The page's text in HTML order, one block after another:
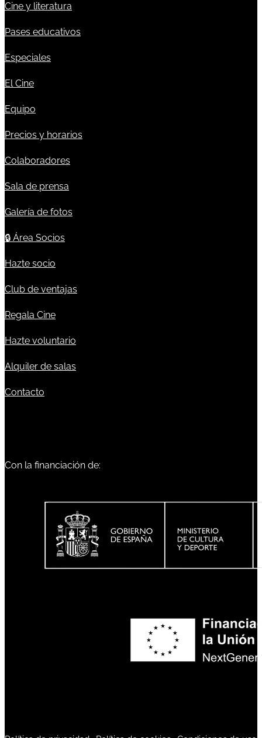
Cine y literatura
Pases educativos
Especiales
El Cine
Equipo
Precios y horarios
Colaboradores
Sala de prensa
Galería de fotos
🔒 Área Socios
Hazte socio
Club de ventajas
Regala Cine
Hazte voluntario
Alquiler de salas
Contacto
Con la financiación de: